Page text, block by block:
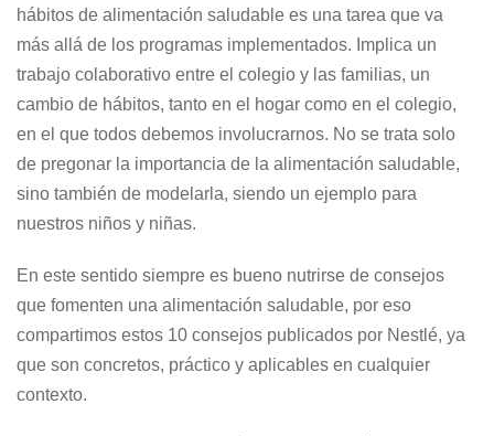
hábitos de alimentación saludable es una tarea que va
más allá de los programas implementados. Implica un
trabajo colaborativo entre el colegio y las familias, un
cambio de hábitos, tanto en el hogar como en el colegio,
en el que todos debemos involucrarnos. No se trata solo
de pregonar la importancia de la alimentación saludable,
sino también de modelarla, siendo un ejemplo para
nuestros niños y niñas.
En este sentido siempre es bueno nutrirse de consejos
que fomenten una alimentación saludable, por eso
compartimos estos 10 consejos publicados por Nestlé, ya
que son concretos, práctico y aplicables en cualquier
contexto.